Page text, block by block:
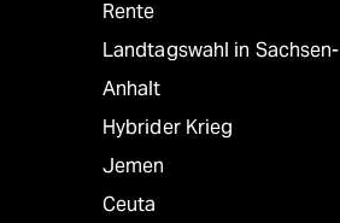
Rente
Landtagswahl in Sachsen-
Anhalt
Hybrider Krieg
Jemen
Ceuta